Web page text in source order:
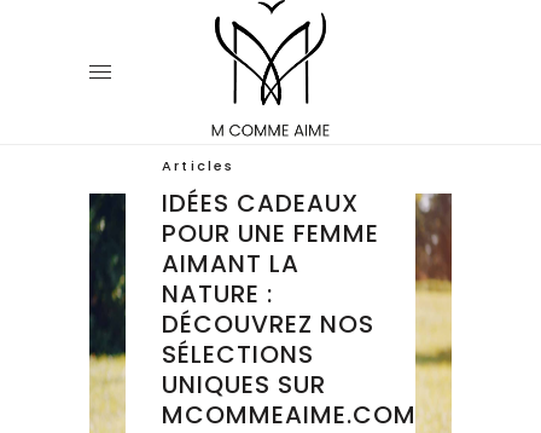
Articles
IDÉES CADEAUX
POUR UNE FEMME
AIMANT LA
NATURE :
DÉCOUVREZ NOS
SÉLECTIONS
UNIQUES SUR
MCOMMEAIME.COM